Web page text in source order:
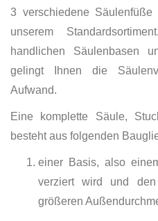
3 verschiedene
unserem
handlichen Säulenbasen
gelingt Ihnen die
Aufwand.
Eine komplette Säule,
besteht aus folgenden
einer Basis, also
verziert wird und
größeren